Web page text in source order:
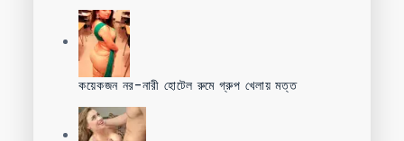
কয়েকজন নর-নারী হোটেল রুমে গ্রুপ খেলায় মত্ত